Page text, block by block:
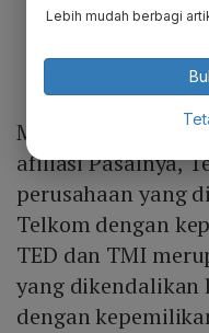
Menurut Budi, ini
afiliasi Pasalnya,
perusahaan yang
Telkom dengan
TED dan TMI
yang dikendalikan
dengan
Lebih mudah berbagi